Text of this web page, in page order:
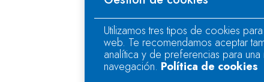
Utilizamos tres tipos de cookies
web. Te recomendamos aceptar
analítica y de preferencias para
navegación. Política de cookies